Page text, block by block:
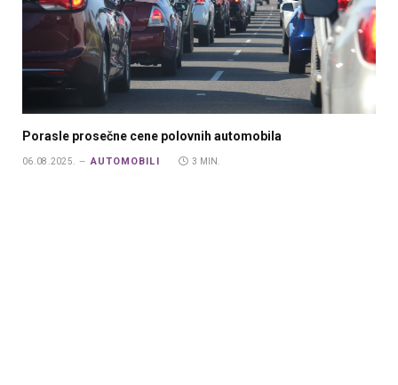
Porasle prosečne cene polovnih automobila
06.08.2025. AUTOMOBILI 3 MIN.